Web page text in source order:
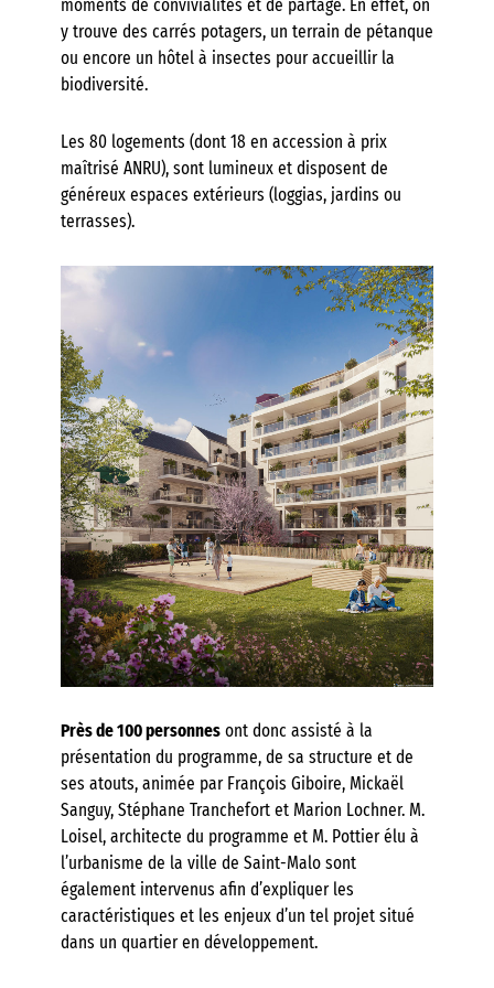
moments de convivialités et de partage. En effet, on
y trouve des carrés potagers, un terrain de pétanque
ou encore un hôtel à insectes pour accueillir la
biodiversité.
Les 80 logements (dont 18 en accession à prix
maîtrisé ANRU), sont lumineux et disposent de
généreux espaces extérieurs (loggias, jardins ou
terrasses).
Près de 100 personnes ont donc assisté à la
présentation du programme, de sa structure et de
ses atouts, animée par François Giboire, Mickaël
Sanguy, Stéphane Tranchefort et Marion Lochner. M.
Loisel, architecte du programme et M. Pottier élu à
l’urbanisme de la ville de Saint-Malo sont
également intervenus afin d’expliquer les
caractéristiques et les enjeux d’un tel projet situé
dans un quartier en développement.